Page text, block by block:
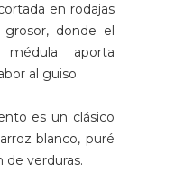
en rodajas
donde el
aporta
al guiso.
es un clásico
blanco, puré
de verduras.